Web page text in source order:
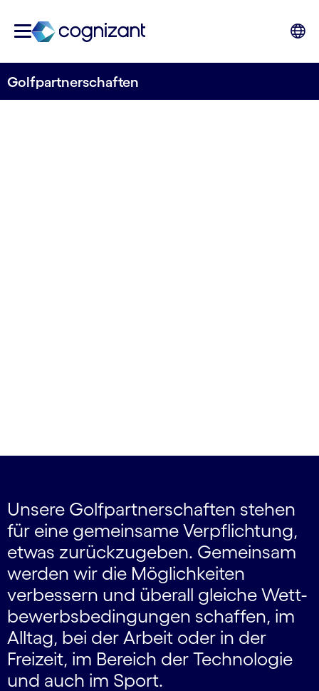
Golfpartnerschaften
Unsere Golfpartnerschaften stehen
für eine gemeinsame Verpflichtung,
etwas zurückzugeben. Gemeinsam
werden wir die Möglichkeiten
verbessern und überall gleiche Wett­
bewerbs­bedingungen schaffen, im
Alltag, bei der Arbeit oder in der
Freizeit, im Bereich der Technologie
und auch im Sport.